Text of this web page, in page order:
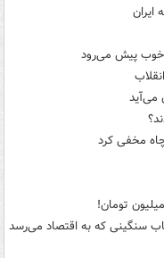
ایران
خوب پیش می‌رود
می‌آید
مخفی کرد
سنگینی که به اقتصاد می‌رسد